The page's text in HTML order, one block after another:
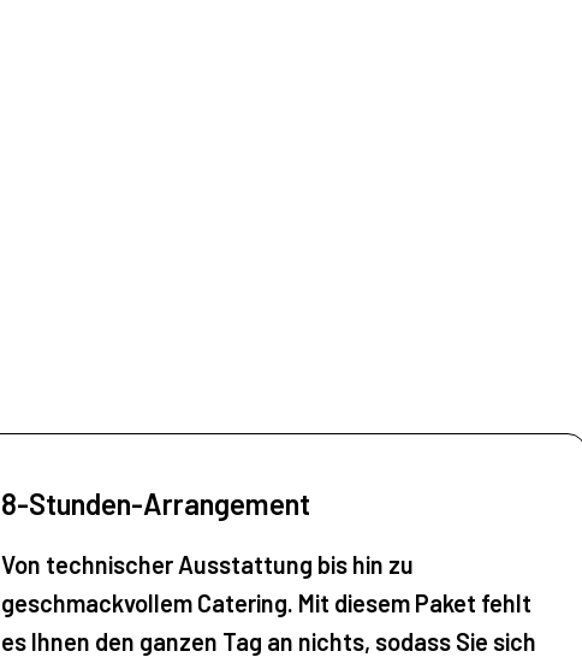
8-Stunden-Arrangement
Von technischer Ausstattung bis hin zu
geschmackvollem Catering. Mit diesem Paket fehlt
es Ihnen den ganzen Tag an nichts, sodass Sie sich